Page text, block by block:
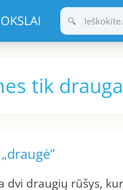
tik
„draugė”
dvi draugių rūšys,